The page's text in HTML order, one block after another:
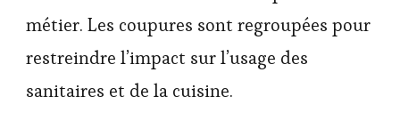
métier. Les coupures sont regroupées pour
restreindre l’impact sur l’usage des
sanitaires et de la cuisine.